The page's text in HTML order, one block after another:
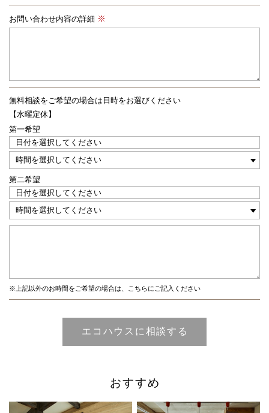
お問い合わせ内容の詳細
無料相談をご希望の場合は 日時をお選びください
【水曜定休】
第一希望
第二希望
※上記以外のお時間をご希望の場合は、こちらにご記入ください
おすすめ